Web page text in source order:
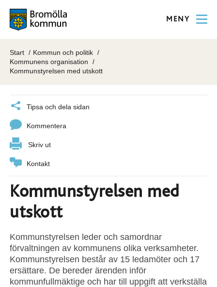
MENY
Start
Kommun och politik
Kommunens organisation
Kommunstyrelsen med utskott
Tipsa och dela sidan
Kommentera
Skriv ut
Kontakt
Kommunstyrelsen med
utskott
Kommunstyrelsen leder och samordnar
förvaltningen av kommunens olika verksamheter.
Kommunstyrelsen består av 15 ledamöter och 17
ersättare. De bereder ärenden inför
kommunfullmäktige och har till uppgift att verkställa